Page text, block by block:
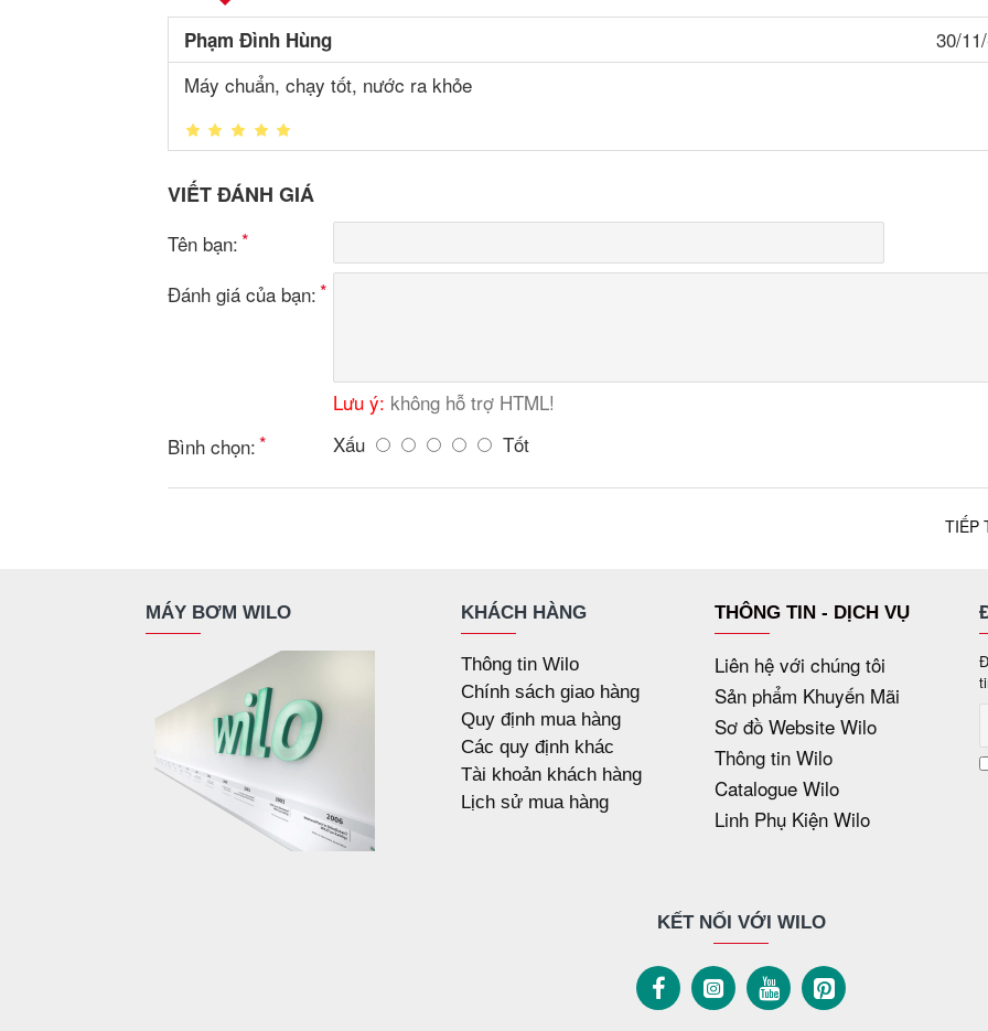
Phạm Đình Hùng
30/
Máy chuẩn, chạy tốt, nước ra khỏe
VIẾT ĐÁNH GIÁ
Tên bạn:
Đánh giá của bạn:
Lưu ý: không hỗ trợ HTML!
Bình chọn:
Xấu Tốt
TIẾP
MÁY BƠM WILO KHÁCH HÀNG
Thông tin Wilo
Chính sách giao hàng
Quy định mua hàng
Các quy định khác
Tài khoản khách hàng
Lịch sử mua hàng
THÔNG TIN - DỊCH VỤ
Liên hệ với chúng tôi
Sản phẩm Khuyến Mãi
Sơ đồ Website Wilo
Thông tin Wilo
Catalogue Wilo
Linh Phụ Kiện Wilo
KẾT NỐI VỚI WILO